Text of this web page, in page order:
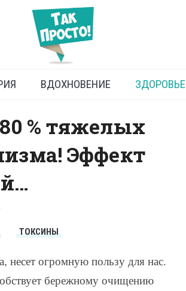
в домашних
ВДОХНОВЕНИЕ ЗДОРОВЬЕ
% тяжелых
Эффект
ТОКСИНЫ
несет огромную пользу для нас.
бережному очищению